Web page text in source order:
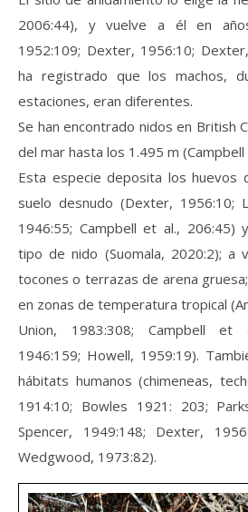
2006:44), y vuelve a él en
1952:109; Dexter, 1956:10;
ha registrado que los machos,
estaciones, eran diferentes.
Se han encontrado nidos en British
del mar hasta los 1.495 m
Esta especie deposita los huevos
suelo desnudo (Dexter, 1956:10;
1946:55; Campbell et al., 206:45)
tipo de nido (Suomala, 2020:2); a
tocones o terrazas de arena
en zonas de temperatura tropical
Union, 1983:308; Campbell et
1946:159; Howell, 1959:19).
hábitats humanos (chimeneas,
1914:10; Bowles 1921: 203;
Spencer, 1949:148; Dexter,
Wedgwood, 1973:82).